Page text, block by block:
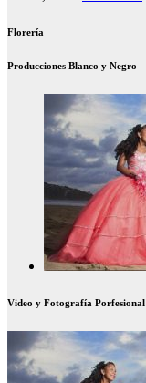
Florería
Producciones Blanco y Negro
Video y Fotografía Porfesional